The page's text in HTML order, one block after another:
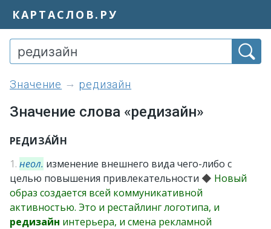
КАРТАСЛОВ.РУ
значение редизайн
Значение слова «редизайн»
РЕДИЗА́ЙН
1. неол. изменение внешнего вида чего-либо с
целью повышения привлекательности ◆ Новый
образ создается всей коммуникативной
активностью. Это и рестайлинг логотипа, и
редизайн интерьера, и смена рекламной